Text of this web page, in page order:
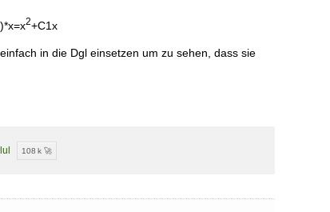
2+C1x
in die Dgl einsetzen um zu sehen, dass sie
lul 108 k 🚀